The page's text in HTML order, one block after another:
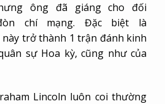
ông đã giáng cho đối
chí mạng. Đặc biệt là
này trở thành 1 trận đánh kinh
sự Hoa kỳ, cũng như của
Lincoln luôn coi thường